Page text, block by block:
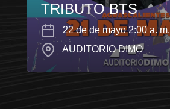
TRIBUTO BTS
22 de de mayo 2:00 a. m.
AUDITORIO DIMO